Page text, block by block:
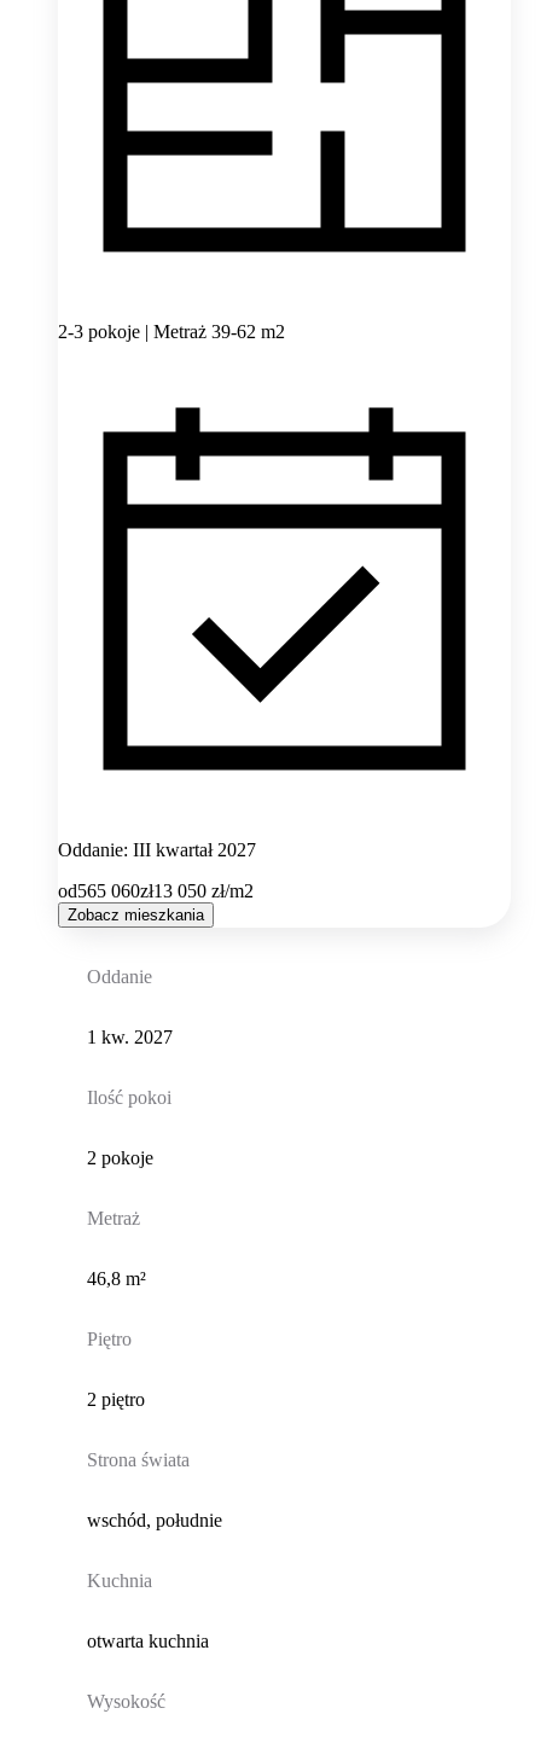
2-3 pokoje | Metraż 39-62 m2
Oddanie: III kwartał 2027
od565 060zł13 050 zł/m2
Zobacz mieszkania
Oddanie
1 kw. 2027
Ilość pokoi
2 pokoje
Metraż
46,8 m²
Piętro
2 piętro
Strona świata
wschód, południe
Kuchnia
otwarta kuchnia
Wysokość